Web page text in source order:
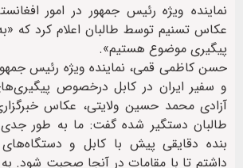
نماینده ویژه رئیس جمهور در امور
عکاس تسنیم توسط طالبان اعلام کرد که
پیگیری موضوع هستیم».
حسن کاظمی قمی، نماینده ویژه رئیس جمهور
و سفیر ایران در کابل درخصوص
آزادی محمد حسین ولایتی، عکاس
طالبان دستگیر شده گفت: ما به طور
بنده دقایقی پیش با کابل و
داشتم تا با مقامات در آنجا صحبت شود.